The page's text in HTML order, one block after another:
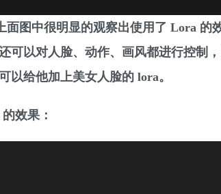
面图中很明显的观察出使用了 Lora 的
可以对人脸、动作、画风都进行控制
以给他加上美女人脸的 lora。
效果：